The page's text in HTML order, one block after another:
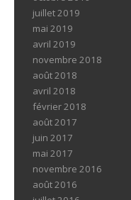
juillet 2019
mai 2019
avril 2019
novembre 2018
août 2018
avril 2018
février 2018
août 2017
juin 2017
mai 2017
novembre 2016
août 2016